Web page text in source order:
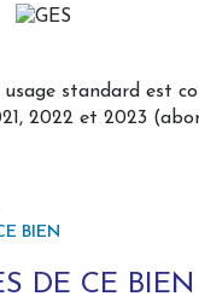
(35,50 m²), avec
2715 m², facile
production
pour le rez-de-
standard est
2022 et 2023
BIEN
DE CE BIEN